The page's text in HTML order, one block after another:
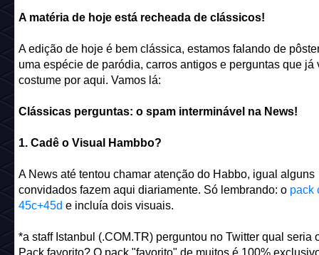
A matéria de hoje está recheada de clássicos!
A edição de hoje é bem clássica, estamos falando de
uma espécie de paródia, carros antigos e perguntas que já
costume por aqui. Vamos lá:
Clássicas perguntas: o spam interminável na News!
1. Cadê o Visual Hambbo?
A News até tentou chamar atenção do Habbo, igual alguns
convidados fazem aqui diariamente. Só lembrando: o pack
45c+45d e incluía dois visuais.
*a staff Istanbul (.COM.TR) perguntou no Twitter qual seria
Pack favorito? O pack "favorito" de muitos é 100%